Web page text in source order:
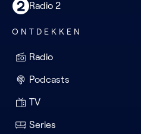
Radio 2
ONTDEKKEN
Radio
Podcasts
TV
Series